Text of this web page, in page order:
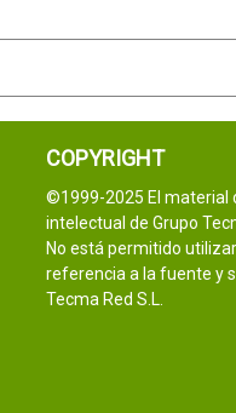
COPYRIGHT
©1999-2025 El material
intelectual de Grupo
No está permitido
referencia a la fuente y
Tecma Red S.L.